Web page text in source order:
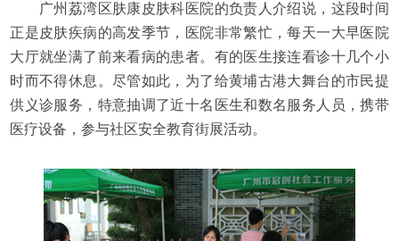
广州荔湾区肤康皮肤科医院的负责人介绍说，这段时间
正是皮肤疾病的高发季节，医院非常繁忙，每天一大早医院
大厅就坐满了前来看病的患者。有的医生接连看诊十几个小
时而不得休息。尽管如此，为了给黄埔古港大舞台的市民提
供义诊服务，特意抽调了近十名医生和数名服务人员，携带
医疗设备，参与社区安全教育街展活动。